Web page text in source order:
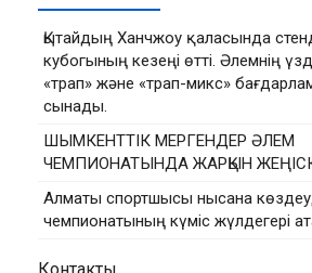
Қытайдың Ханчжоу қаласында
кубогының кезеңі өтті. Әлемнің
«трап» және «трап-микс»
сынады.
ШЫМКЕНТТІК МЕРГЕНДЕР ӘЛЕМ
ЧЕМПИОНАТЫНДА ЖАРҚЫН
Алматы спортшысы нысана
чемпионатының күміс жүлдегері
Контакты